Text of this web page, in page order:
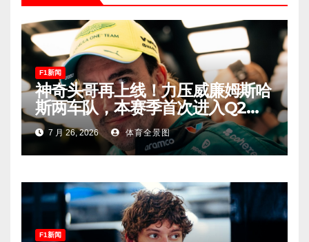
F1新闻
神奇头哥再上线！力压威廉姆斯哈
斯两车队，本赛季首次进入Q2，
车迷终于扬眉吐气！
7 月 26, 2026 体育全景图
F1新闻